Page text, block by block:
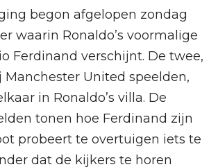
begon afgelopen zondag
waarin Ronaldo’s voormalige
Ferdinand verschijnt. De twee,
Manchester United speelden,
in Ronaldo’s villa. De
tonen hoe Ferdinand zijn
probeert te overtuigen iets te
dat de kijkers te horen